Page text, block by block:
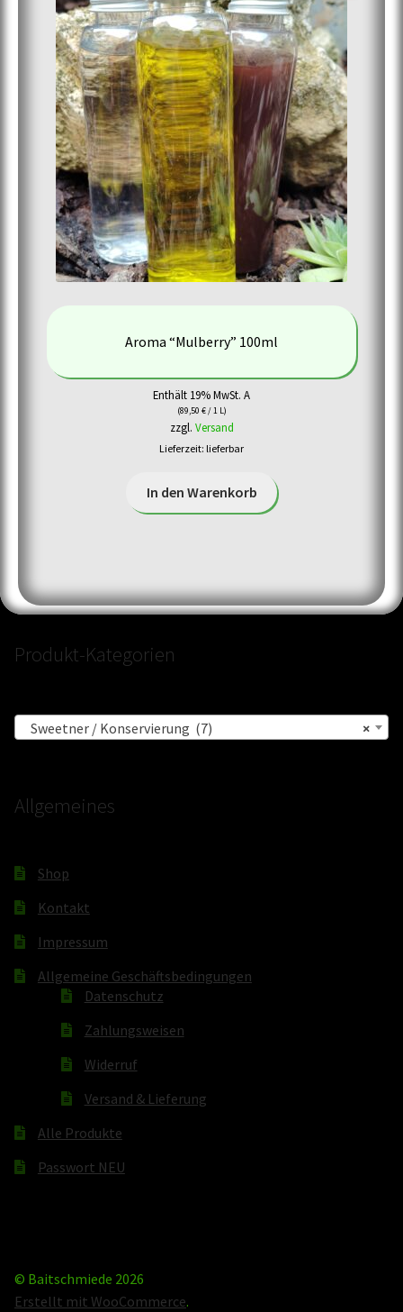
Aroma “Mulberry” 100ml
Enthält 19% MwSt. A
(89,50 €/ 1 L)
zzgl. Versand
Lieferzeit: lieferbar
In den Warenkorb
Produkt-Kategorien
×
Sweetner / Konservierung (7)
Allgemeines
Shop
Kontakt
Impressum
Allgemeine Geschäftsbedingungen
Datenschutz
Zahlungsweisen
Widerruf
Versand & Lieferung
Alle Produkte
Passwort NEU
© Baitschmiede 2026
Erstellt mit WooCommerce.